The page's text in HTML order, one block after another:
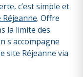
c’est simple et
Réjeanne. Offre
la limite des
s'accompagne
site Réjeanne via